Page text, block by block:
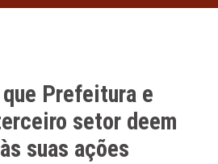
Prefeitura e
setor deem
suas ações